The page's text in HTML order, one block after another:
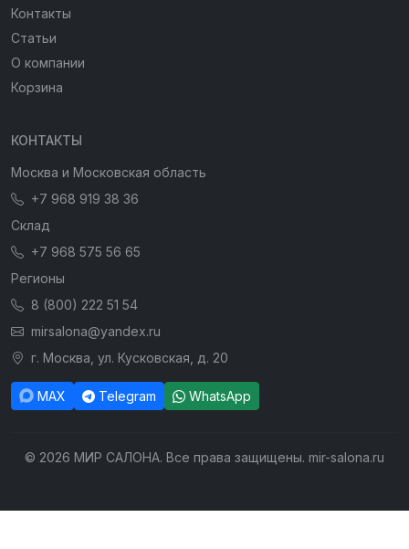
Контакты
Статьи
О компании
Корзина
КОНТАКТЫ
Москва и Московская область
+7 968 919 38 36
Склад
+7 968 575 56 65
Регионы
8 (800) 222 51 54
mirsalona@yandex.ru
г. Москва, ул. Кусковская, д. 20
MAX Telegram WhatsApp
© 2026 МИР САЛОНА. Все права защищены. mir-salona.ru